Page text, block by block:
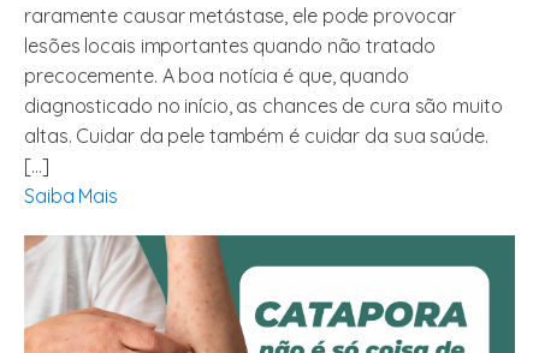
raramente causar metástase, ele pode provocar
lesões locais importantes quando não tratado
precocemente. A boa notícia é que, quando
diagnosticado no início, as chances de cura são muito
altas. Cuidar da pele também é cuidar da sua saúde.
[…]
Saiba Mais